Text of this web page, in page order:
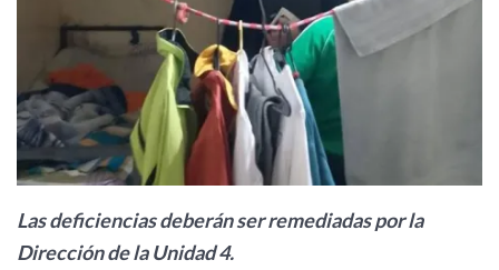
Las deficiencias deberán ser remediadas por la
Dirección de la Unidad 4.